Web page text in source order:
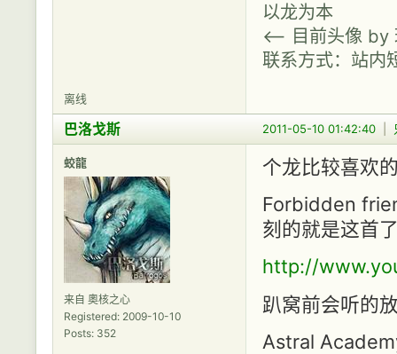
以龙为本
<-- 目前头像 by
联系方式：站内
离线
2011-05-10 01:42:40
巴洛戈斯
蛟龍
来自 奧核之心
Registered: 2009-10-10
Posts: 352
个龙比较喜欢
Forbidden
刻的就是这首
http://
趴窝前会听的
Astral